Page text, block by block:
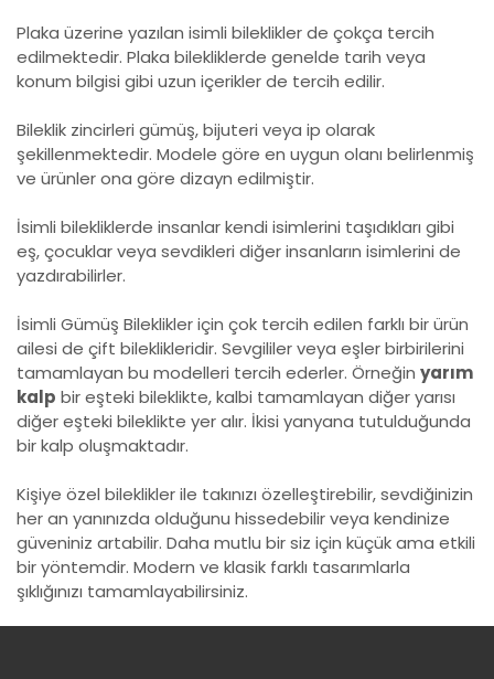
Plaka üzerine yazılan isimli bileklikler de çokça tercih
edilmektedir. Plaka bilekliklerde genelde tarih veya
konum bilgisi gibi uzun içerikler de tercih edilir.
Bileklik zincirleri gümüş, bijuteri veya ip olarak
şekillenmektedir. Modele göre en uygun olanı belirlenmiş
ve ürünler ona göre dizayn edilmiştir.
İsimli bilekliklerde insanlar kendi isimlerini taşıdıkları gibi
eş, çocuklar veya sevdikleri diğer insanların isimlerini de
yazdırabilirler.
İsimli Gümüş Bileklikler için çok tercih edilen farklı bir ürün
ailesi de çift bileklikleridir. Sevgililer veya eşler birbirilerini
tamamlayan bu modelleri tercih ederler. Örneğin yarım
kalp bir eşteki bileklikte, kalbi tamamlayan diğer yarısı
diğer eşteki bileklikte yer alır. İkisi yanyana tutulduğunda
bir kalp oluşmaktadır.
Kişiye özel bileklikler ile takınızı özelleştirebilir, sevdiğinizin
her an yanınızda olduğunu hissedebilir veya kendinize
güveniniz artabilir. Daha mutlu bir siz için küçük ama etkili
bir yöntemdir. Modern ve klasik farklı tasarımlarla
şıklığınızı tamamlayabilirsiniz.